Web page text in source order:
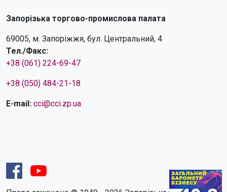
Запорізька торгово-промислова палата
69005, м. Запоріжжя, бул. Центральний, 4
Тел./Факс:
+38 (061) 224-69-47
+38 (050) 484-21-18
E-mail: cci@cci.zp.ua